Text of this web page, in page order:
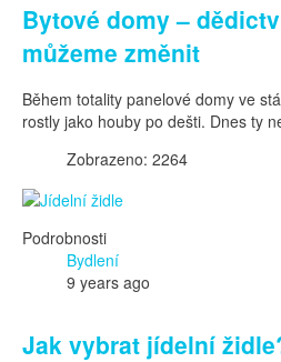
Bytové domy –
můžeme změnit
Během totality panelové domy ve
rostly jako houby po dešti. Dnes ty
Zobrazeno: 2264
Podrobnosti
Bydlení
9 years ago
Jak vybrat jídelní